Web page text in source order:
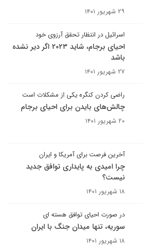
۲۹ شهریور ۱۴۰۱
اسرائیل در انتظار تحقق آرزوی خود
احیای برجام، شاید ۲۰۲۳ اگر دیر نشده
باشد
۲۷ شهریور ۱۴۰۱
راضی کردن کنگره یکی از مشکلات است
چالش‌های بایدن برای احیای برجام
۲۰ شهریور ۱۴۰۱
آخرین فرصت برای آمریکا و ایران
چرا امیدی به پایداری توافق جدید
نیست؟
۱۸ شهریور ۱۴۰۱
در صورت احیای توافق هسته ای
سوریه، تنها میدان جنگ با ایران
۱۸ شهریور ۱۴۰۱